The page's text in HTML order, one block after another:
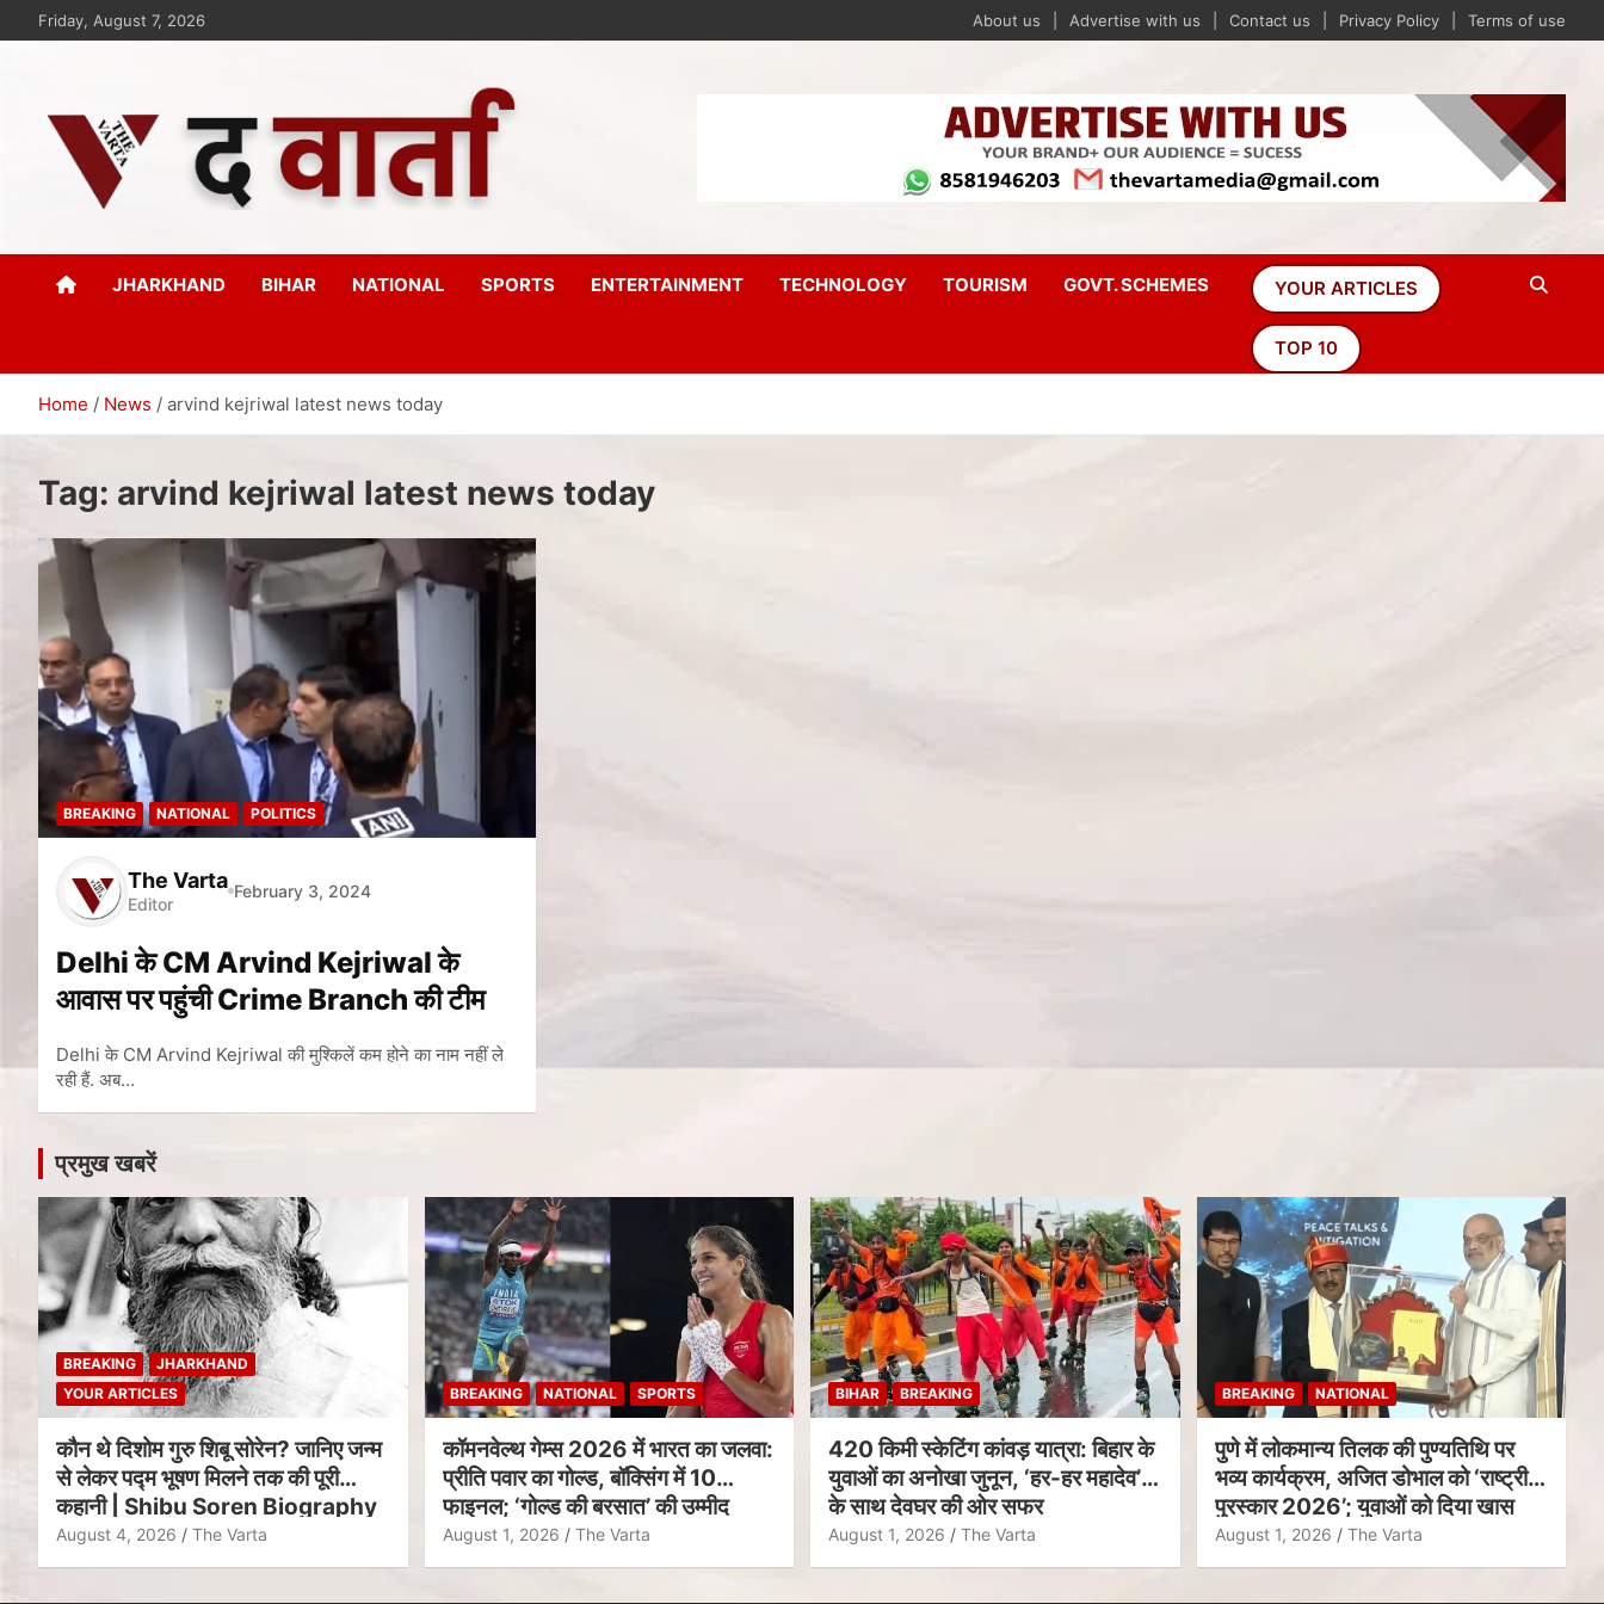
Friday, August 7, 2026 About us Advertise with us Contact us Privacy Policy Terms of use
The Varta
JHARKHAND BIHAR NATIONAL SPORTS ENTERTAINMENT TECHNOLOGY TOURISM GOVT. SCHEMES YOUR ARTICLES
TOP 10
Home News arvind kejriwal latest news today
Tag: arvind kejriwal latest news today
BREAKING NATIONAL POLITICS
The Varta
Editor
February 3, 2024
Delhi के CM Arvind Kejriwal के
आवास पर पहुंची Crime Branch की टीम
Delhi के CM Arvind Kejriwal की मुश्किलें कम होने का नाम नहीं ले
रही हैं. अब…
प्रमुख खबरें
BREAKING
JHARKHAND
YOUR ARTICLES
कौन थे दिशोम गुरु शिबू सोरेन? जानिए जन्म
से लेकर पद्म भूषण मिलने तक की पूरी
कहानी | Shibu Soren Biography
August 4, 2026 The Varta
BREAKING NATIONAL SPORTS
कॉमनवेल्थ गेम्स 2026 में भारत का जलवा:
प्रीति पवार का गोल्ड, बॉक्सिंग में 10
फाइनल; ‘गोल्ड की बरसात’ की उम्मीद
August 1, 2026 The Varta
BIHAR BREAKING
420 किमी स्केटिंग कांवड़ यात्रा: बिहार के
युवाओं का अनोखा जुनून, ‘हर-हर महादेव’
के साथ देवघर की ओर सफर
August 1, 2026 The Varta
BREAKING NATIONAL
पुणे में लोकमान्य तिलक की पुण्यतिथि पर
भव्य कार्यक्रम, अजित डोभाल को ‘राष्ट्रीय
पुरस्कार 2026’; युवाओं को दिया खास
संदेश
August 1, 2026 The Varta